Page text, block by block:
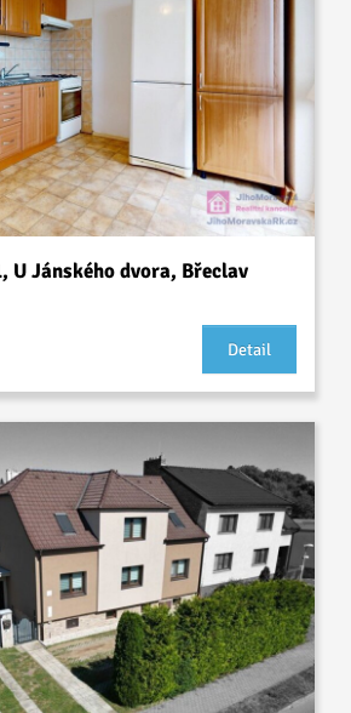
U Jánského dvora, Břeclav
Detail